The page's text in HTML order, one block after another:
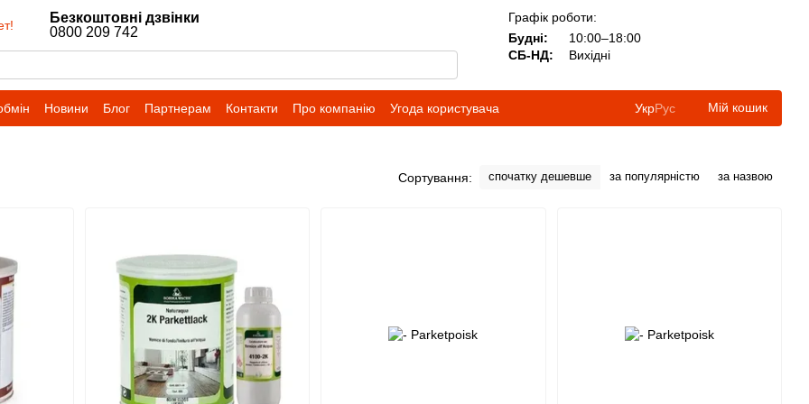
Безкоштовні дзвінки
0800 209 742
Графік роботи:
Будні:
10:00–18:00
СБ-НД:
Вихідні
Новини Блог Партнерам Контакти Про компанію Угода користувача УкрРус Мій кошик
Сортування: спочатку дешевше за популярністю за назвою